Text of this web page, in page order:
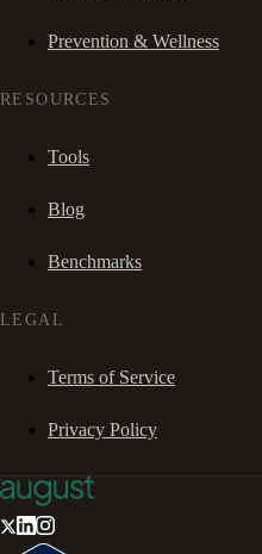
Prevention & Wellness
RESOURCES
Tools
Blog
Benchmarks
LEGAL
Terms of Service
Privacy Policy